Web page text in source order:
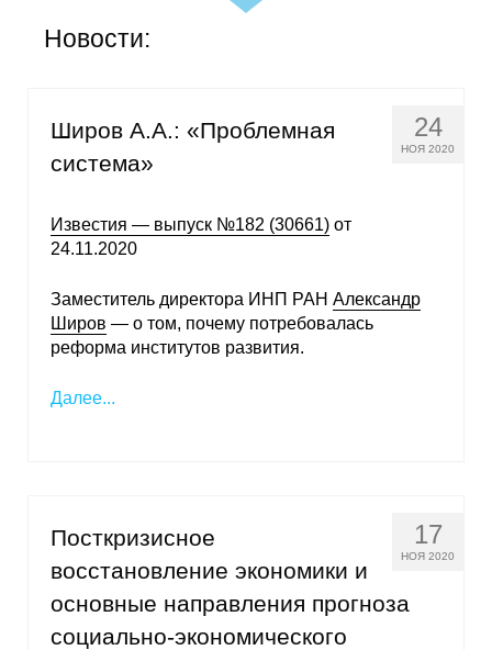
Общие требования
Российско-французский семинар
ЦДУ
Отрасли и регионы
О совете
Новости:
24
НОЯ 2020
Широв А.А.: «Проблемная
система»
Известия — выпуск №182 (30661) от
24.11.2020
Заместитель директора ИНП РАН Александр
Широв — о том, почему потребовалась
реформа институтов развития.
Далее...
17
НОЯ 2020
Посткризисное
восстановление экономики и
основные направления прогноза
социально-экономического